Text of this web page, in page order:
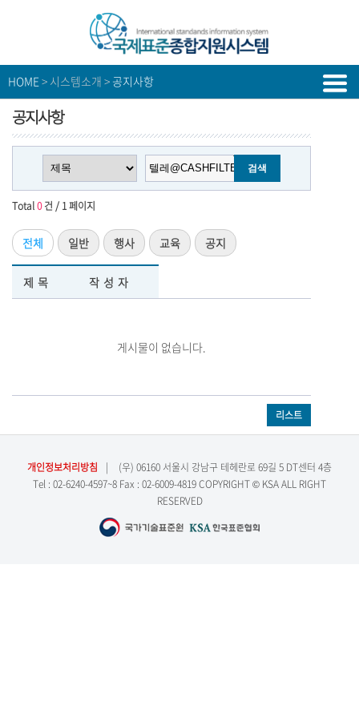
HOME > 시스템소개 > 공지사항
공지사항
Total0건 / 1 페이지
전체 일반 행사 교육 공지
제목 작성자
게시물이 없습니다.
리스트
개인정보처리방침 |
(우) 06160 서울시 강남구 테헤란로 69길 5 DT센터 4층
Tel : 02-6240-4597~8 Fax : 02-6009-4819 COPYRIGHT © KSA ALL RIGHT
RESERVED